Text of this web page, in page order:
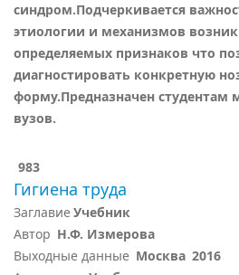
синдром.Подчеркивается
этиологии и механизмов
определяемых признаков что
диагностировать конкретную
форму.Предназначен студентам
вузов.
983
Гигиена труда
ЗаглавиеУчебник
Автор Н.Ф. Измерова
Выходные данные Москва 2016